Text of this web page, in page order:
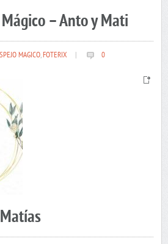
– Anto y Mati
MAGICO,FOTERIX 0